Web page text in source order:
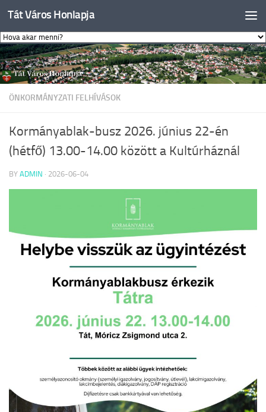
Skip to content
Tát Város Honlapja
ÖNKORMÁNYZATI FELHÍVÁSOK
Kormányablak-busz 2026. június 22-én
(hétfő) 13.00-14.00 között a Kultúrháznál
BY ADMIN · 2026-06-04